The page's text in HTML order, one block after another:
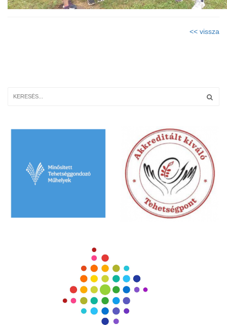
<< vissza